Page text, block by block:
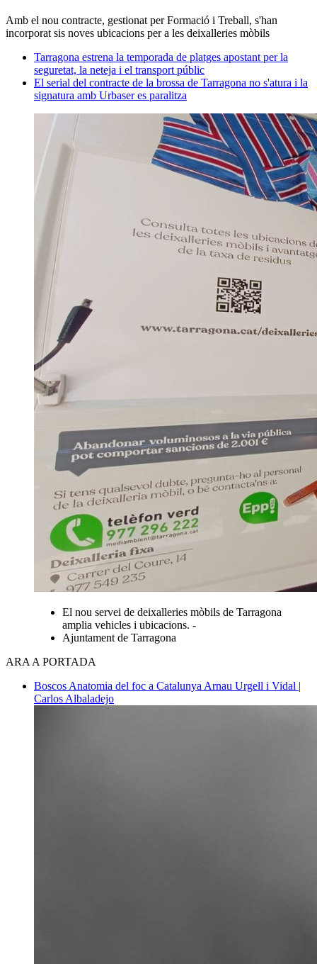
Amb el nou contracte, gestionat per Formació i Treball, s'han
incorporat sis noves ubicacions per a les deixalleries mòbils
Tarragona estrena la temporada de platges apostant per la
seguretat, la neteja i el transport públic
El serial del contracte de la brossa de Tarragona no s'atura i la
signatura amb Urbaser es paralitza
El nou servei de deixalleries mòbils de Tarragona
amplia vehicles i ubicacions. -
Ajuntament de Tarragona
ARA A PORTADA
Boscos Anatomia del foc a Catalunya Arnau Urgell i Vidal |
Carlos Albaladejo